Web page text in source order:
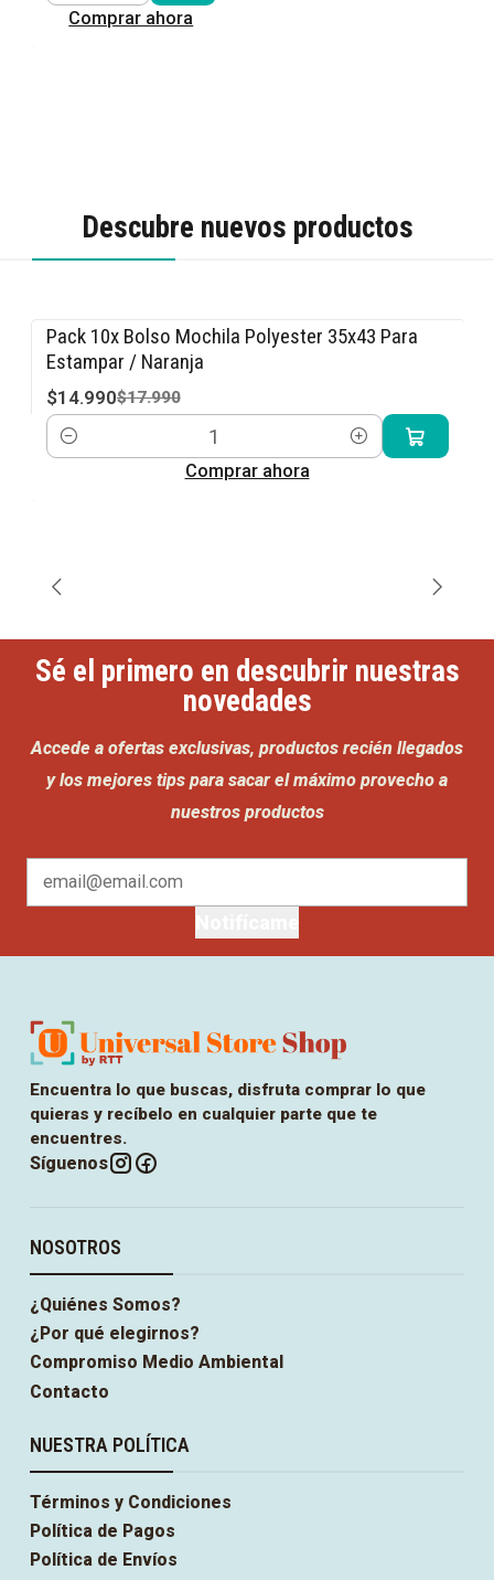
Comprar ahora
Descubre nuevos productos
-17% OFF
Pack 10x Bolso Mochila Polyester 35x43 Para
Estampar / Naranja
$14.990$17.990
Cantidad
Comprar ahora
Sé el primero en descubrir nuestras
novedades
Accede a ofertas exclusivas, productos recién llegados
y los mejores tips para sacar el máximo provecho a
nuestros productos
Encuentra lo que buscas, disfruta comprar lo que
quieras y recíbelo en cualquier parte que te
encuentres.
Síguenos
NOSOTROS
¿Quiénes Somos?
¿Por qué elegirnos?
Compromiso Medio Ambiental
Contacto
NUESTRA POLÍTICA
Términos y Condiciones
Política de Pagos
Política de Envíos